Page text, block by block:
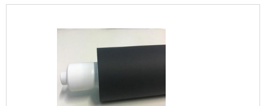
feito com cinco tipos diferentes de
ser feito em:Saiba mais sobre os tipos de
emborrachamento e suas vantagens
Borracha natural, cuja maior atribuição é.